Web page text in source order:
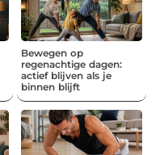
Bewegen op
regenachtige dagen:
actief blijven als je
binnen blijft